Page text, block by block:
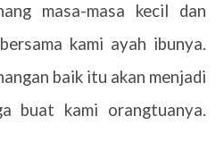
masa-masa kecil dan
kami ayah ibunya.
baik itu akan menjadi
buat kami orangtuanya.